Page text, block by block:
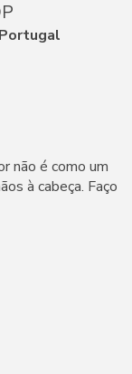
não é como um
à cabeça. Faço